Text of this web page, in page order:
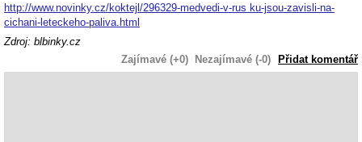
http://www.novinky.cz/koktejl/296329-medvedi-v-rus ku-jsou-zavisli-na-
cichani-leteckeho-paliva.html
Zdroj: blbinky.cz
Zajímavé (+0)
Nezajímavé (-0) Přidat komentář